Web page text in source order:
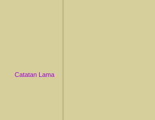
Catatan Lama